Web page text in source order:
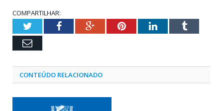
COMPARTILHAR:
TwitterFacebookGoogle+PinterestLinkedInTumblr
Email
CONTEÚDO RELACIONADO